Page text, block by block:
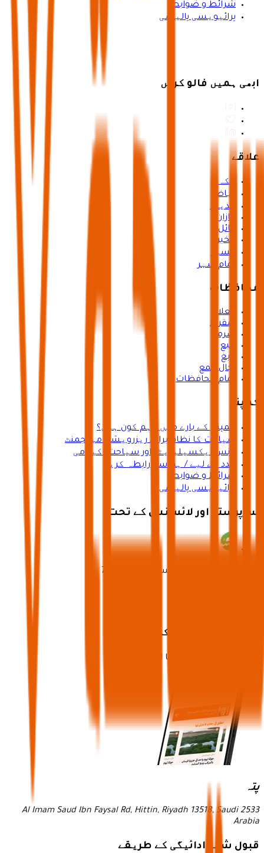
شرائط و ضوابط
پرائیویسی پالیسی
ابھی ہمیں فالو کریں
علاقے
مکہ
ریاض
مدینہ
جازان
حائل
الخبر
عسیر
تمام شہر
محافظات
العلا
شقراء
ضرما
ينبع
رابغ
رجال المع
تمام محافظات
کمپنی
کمپنی کے بارے میں / ہم کون ہیں؟
سیاحت کا نظام برائے ریزرویشن مینجمنٹ
بزنس ایکسیلیریٹر اور سیاحت اکیڈمی
مدد کے لیے / ہم سے رابطہ کریں
شرائط و ضوابط
پرائیویسی پالیسی
سرپرستی اور لائسنس کے تحت
وزارتِ سیاحت کا لائسنس نمبر 73102191
ابھی ایپ ڈاؤن لوڈ کریں
اور ایک بے مثال تجربے کا لطف اٹھائیں!
پتہ
2533 Al Imam Saud Ibn Faysal Rd, Hittin, Riyadh 13518, Saudi
Arabia
قبول شدہ ادائیگی کے طریقے